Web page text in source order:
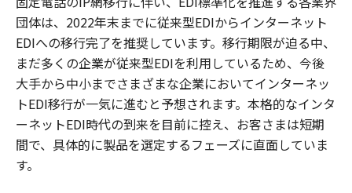
団体は、2022年末までに従来型EDIからインターネット
EDIへの移行完了を推奨しています。移行期限が迫る中、
まだ多くの企業が従来型EDIを利用しているため、今後
大手から中小までさまざまな企業においてインターネッ
トEDI移行が一気に進むと予想されます。本格的なインタ
ーネットEDI時代の到来を目前に控え、お客さまは短期
間で、具体的に製品を選定するフェーズに直面していま
す。